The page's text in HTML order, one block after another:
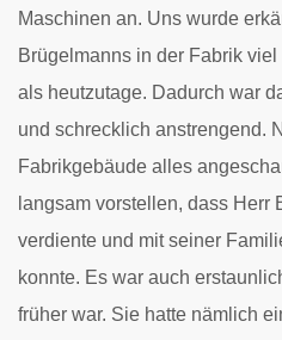
Maschinen an. Uns wurde
Brügelmanns in der Fabrik
als heutzutage. Dadurch war
und schrecklich anstrengend.
Fabrikgebäude alles
langsam vorstellen, dass Herr
verdiente und mit seiner
konnte. Es war auch
früher war. Sie hatte nämlich